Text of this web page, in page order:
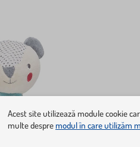
Acest site utilizează module cookie
multe despremodul în care utilizăm